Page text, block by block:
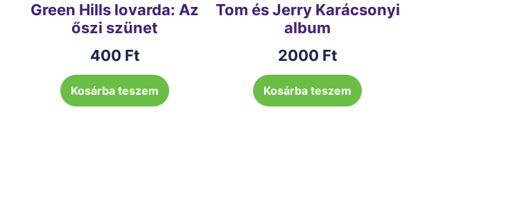
Green Hills lovarda: Az
őszi szünet
400 Ft
Kosárba teszem
Tom és Jerry Karácsonyi
album
2000 Ft
Kosárba teszem